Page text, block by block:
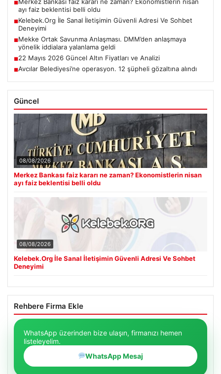
■
ayı faiz beklentisi belli oldu
■Kelebek.Org İle Sanal İletişimin Güvenli Adresi Ve Sohbet
Deneyimi
■Mekke Ortak Savunma Anlaşması. DMM’den anlaşmaya
yönelik iddialara yalanlama geldi
■22 Mayıs 2026 Güncel Altın Fiyatları ve Analizi
■Avcılar Belediyesi’ne operasyon. 12 şüpheli gözaltına alındı
Güncel
08/08/2026
Merkez Bankası faiz kararı ne zaman? Ekonomistlerin nisan
ayı faiz beklentisi belli oldu
08/08/2026
Kelebek.Org İle Sanal İletişimin Güvenli Adresi Ve Sohbet
Deneyimi
Rehbere Firma Ekle
WhatsApp üzerinden bize ulaşın, firmanızı hemen
listeleyelim.
WhatsApp Mesaj